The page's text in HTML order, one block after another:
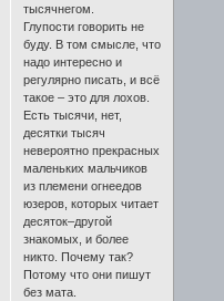
тысячнегом.
Глупости говорить не
буду. В том смысле, что
надо интересно и
регулярно писать, и всё
такое – это для лохов.
Есть тысячи, нет,
десятки тысяч
невероятно прекрасных
маленьких мальчиков
из племени огнеедов
юзеров, которых читает
десяток–другой
знакомых, и более
никто. Почему так?
Потому что они пишут
без мата.